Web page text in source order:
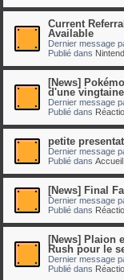
Current
Available
Dernier message
Publié dans
[News]
d'une
Dernier message
Publié dans
petite
Dernier message
Publié dans
[News] Final
Dernier message
Publié dans
[News] Plaion
Rush pour le
Dernier message
Publié dans